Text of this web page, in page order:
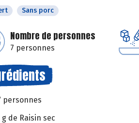
Sans porc
Nombre de personnes
7 personnes
personnes
g de Raisin sec